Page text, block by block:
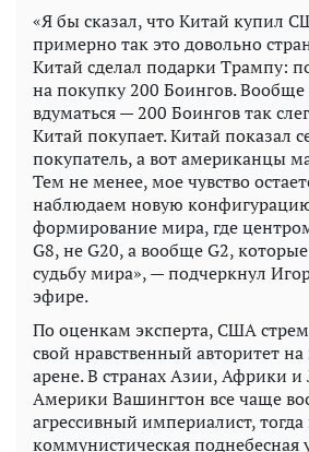
«Я бы сказал, что Китай купил
примерно так это довольно
Китай сделал подарки Трампу:
на покупку 200 Боингов. Вообще
вдуматься — 200 Боингов так
Китай покупает. Китай показал
покупатель, а вот американцы
Тем не менее, мое чувство
наблюдаем новую
формирование мира, где
G8, не G20, а вообще G2,
судьбу мира», — подчеркнул
эфире.
По оценкам эксперта, США
свой нравственный авторитет
арене. В странах Азии, Африки и
Америки Вашингтон все чаще
агрессивный империалист, тогда
коммунистическая поднебесная